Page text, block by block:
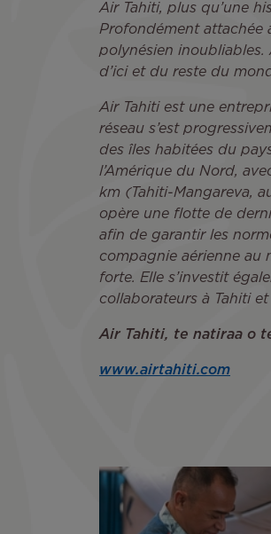
Air Tahiti, plus qu’une
Profondément attachée
polynésien inoubliables.
d’ici et du reste du
Air Tahiti est une
réseau s’est
des îles habitées du
l’Amérique du Nord,
km (Tahiti-Mangareva,
opère une flotte de
afin de garantir les
compagnie aérienne au
forte. Elle s’investit
collaborateurs à Tahiti
Air Tahiti, te natiraa o
www.airtahiti.com